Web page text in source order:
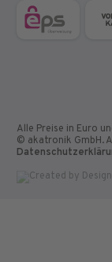
Alle Preise in Euro
© akatronik GmbH.